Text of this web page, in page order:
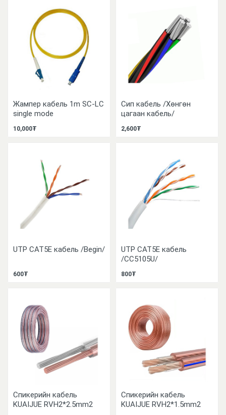
Жампер кабель 1m SC-LC
single mode
10,000₮
Сип кабель /Хөнгөн
цагаан кабель/
2,600₮
UTP CAT5E кабель /Begin/
600₮
UTP CAT5E кабель
/CC5105U/
800₮
Спикерийн кабель
KUAIJUE RVH2*2.5mm2
Спикерийн кабель
KUAIJUE RVH2*1.5mm2